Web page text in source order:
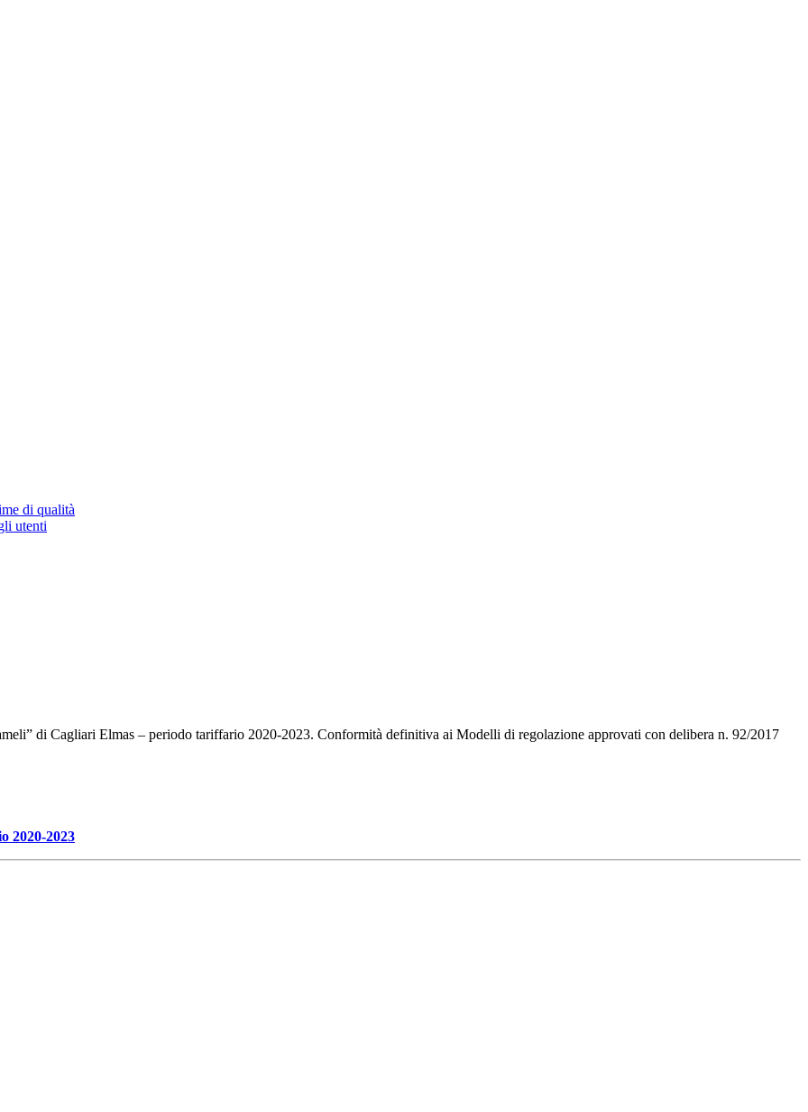
di qualità
utenti
di Cagliari Elmas – periodo tariffario 2020-2023. Conformità definitiva ai Modelli di regolazione approvati con delibera n. 92/2017
2020-2023